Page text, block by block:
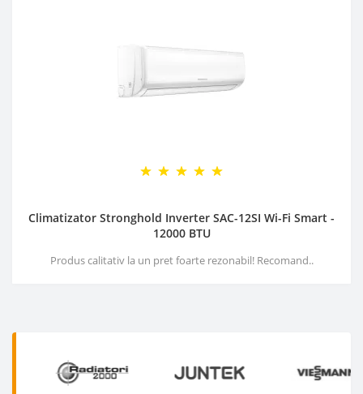
Climatizator Stronghold Inverter SAC-12SI Wi-Fi Smart -
12000 BTU
Produs calitativ la un pret foarte rezonabil! Recomand..